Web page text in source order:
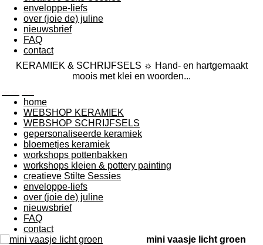
enveloppe-liefs
over (joie de) juline
nieuwsbrief
FAQ
contact
KERAMIEK & SCHRIJFSELS ☼ Hand- en hartgemaakt
moois met klei en woorden...
home
WEBSHOP KERAMIEK
WEBSHOP SCHRIJFSELS
gepersonaliseerde keramiek
bloemetjes keramiek
workshops pottenbakken
workshops kleien & pottery painting
creatieve Stilte Sessies
enveloppe-liefs
over (joie de) juline
nieuwsbrief
FAQ
contact
mini vaasje licht groen